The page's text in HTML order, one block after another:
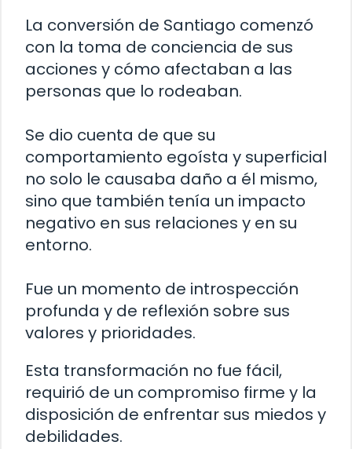
La conversión de Santiago comenzó
con la toma de conciencia de sus
acciones y cómo afectaban a las
personas que lo rodeaban.
Se dio cuenta de que su
comportamiento egoísta y superficial
no solo le causaba daño a él mismo,
sino que también tenía un impacto
negativo en sus relaciones y en su
entorno.
Fue un momento de introspección
profunda y de reflexión sobre sus
valores y prioridades.
Esta transformación no fue fácil,
requirió de un compromiso firme y la
disposición de enfrentar sus miedos y
debilidades.